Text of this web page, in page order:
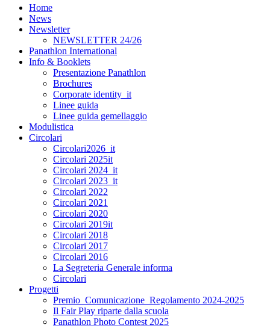
Home
News
Newsletter
NEWSLETTER 24/26
Panathlon International
Info & Booklets
Presentazione Panathlon
Brochures
Corporate identity_it
Linee guida
Linee guida gemellaggio
Modulistica
Circolari
Circolari2026_it
Circolari 2025it
Circolari 2024_it
Circolari 2023_it
Circolari 2022
Circolari 2021
Circolari 2020
Circolari 2019it
Circolari 2018
Circolari 2017
Circolari 2016
La Segreteria Generale informa
Circolari
Progetti
Premio_Comunicazione_Regolamento 2024-2025
Il Fair Play riparte dalla scuola
Panathlon Photo Contest 2025